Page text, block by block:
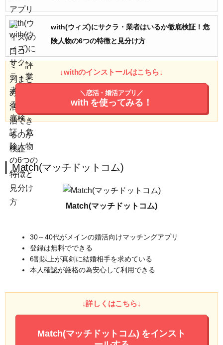
with(ウィズ)にサクラ・業者はいるか徹底検証！危
険人物の6つの特徴と見分け方
↓withのインストールはこちら↓
＼恋活・婚活アプリ／
with を使ってみる！
Match(マッチドットコム)
Match(マッチドットコム)
30～40代がメインの婚活向けマッチングアプリ
登録は無料でできる
6割以上が真剣に結婚相手を求めている
本人確認が厳格の為安心して利用できる
↓詳しくはこちら↓
Match(マッチドットコム) をインスト